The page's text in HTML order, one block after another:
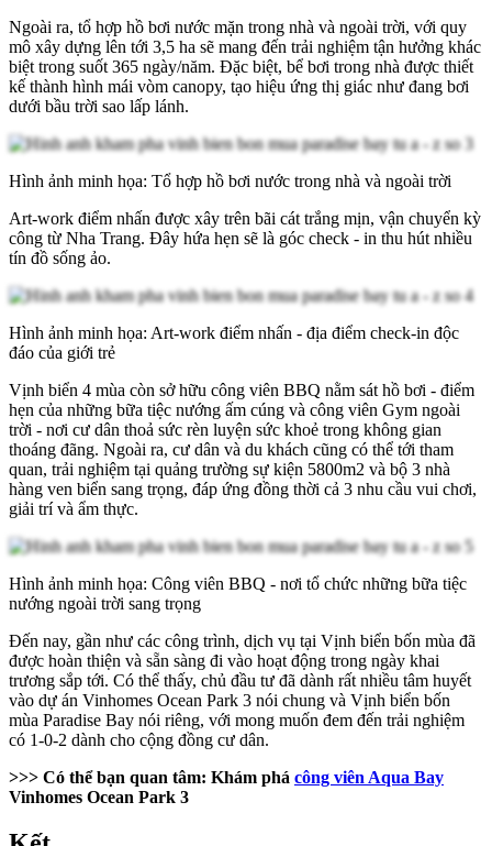
Ngoài ra, tổ hợp hồ bơi nước mặn trong nhà và ngoài trời, với quy
mô xây dựng lên tới 3,5 ha sẽ mang đến trải nghiệm tận hưởng khác
biệt trong suốt 365 ngày/năm. Đặc biệt, bể bơi trong nhà được thiết
kế thành hình mái vòm canopy, tạo hiệu ứng thị giác như đang bơi
dưới bầu trời sao lấp lánh.
Hình ảnh minh họa: Tổ hợp hồ bơi nước trong nhà và ngoài trời
Art-work điểm nhấn được xây trên bãi cát trắng mịn, vận chuyển kỳ
công từ Nha Trang. Đây hứa hẹn sẽ là góc check - in thu hút nhiều
tín đồ sống ảo.
Hình ảnh minh họa: Art-work điểm nhấn - địa điểm check-in độc
đáo của giới trẻ
Vịnh biển 4 mùa còn sở hữu công viên BBQ nằm sát hồ bơi - điểm
hẹn của những bữa tiệc nướng ấm cúng và công viên Gym ngoài
trời - nơi cư dân thoả sức rèn luyện sức khoẻ trong không gian
thoáng đãng. Ngoài ra, cư dân và du khách cũng có thể tới tham
quan, trải nghiệm tại quảng trường sự kiện 5800m2 và bộ 3 nhà
hàng ven biển sang trọng, đáp ứng đồng thời cả 3 nhu cầu vui chơi,
giải trí và ẩm thực.
Hình ảnh minh họa: Công viên BBQ - nơi tổ chức những bữa tiệc
nướng ngoài trời sang trọng
Đến nay, gần như các công trình, dịch vụ tại Vịnh biển bốn mùa đã
được hoàn thiện và sẵn sàng đi vào hoạt động trong ngày khai
trương sắp tới. Có thể thấy, chủ đầu tư đã dành rất nhiều tâm huyết
vào dự án Vinhomes Ocean Park 3 nói chung và Vịnh biển bốn
mùa Paradise Bay nói riêng, với mong muốn đem đến trải nghiệm
có 1-0-2 dành cho cộng đồng cư dân.
>>> Có thể bạn quan tâm: Khám phá công viên Aqua Bay
Vinhomes Ocean Park 3